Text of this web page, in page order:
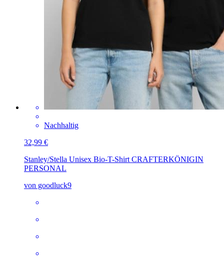
Nachhaltig
32,99 €
Stanley/Stella Unisex Bio-T-Shirt CRAFTERKÖNIGIN
PERSONAL
von goodluck9